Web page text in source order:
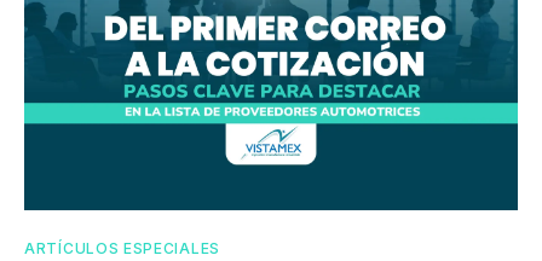
ARTÍCULOS ESPECIALES